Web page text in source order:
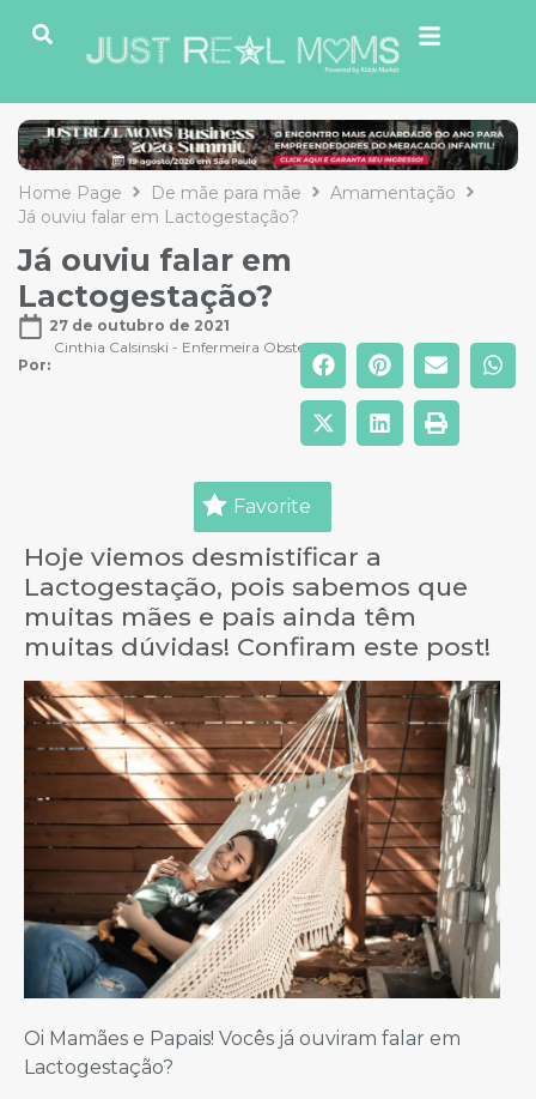
Home Page De mãe para mãe
Amamentação
Já ouviu falar em Lactogestação?
Já ouviu falar em
Lactogestação?
27 de outubro de 2021
Por:
Cinthia Calsinski - Enfermeira Obstetra
Favorite
Hoje viemos desmistificar a
Lactogestação, pois sabemos que
muitas mães e pais ainda têm
muitas dúvidas! Confiram este post!
Oi Mamães e Papais! Vocês já ouviram falar em
Lactogestação?